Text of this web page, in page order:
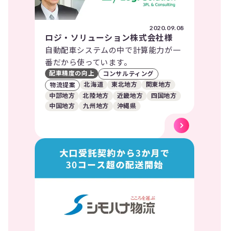
2020.09.08
ロジ・ソリューション株式会社様
自動配車システムの中で計算能力が一
番だから使っています。
配車精度の向上
コンサルティング
物流提案
北海道 東北地方
関東地方
中部地方
北陸地方 近畿地方
四国地方
中国地方
九州地方 沖縄県